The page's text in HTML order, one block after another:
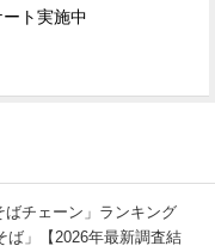
ト実施中
ばチェーン」ランキング
」【2026年最新調査結